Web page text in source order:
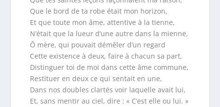
Que le bord de ta robe était mon horizon,
Et que toute mon âme, attentive à la tienne,
N’était que la lueur d’une autre dans la mienne,
Ô mère, qui pouvait démêler d’un regard
Cette existence à deux, faire à chacun sa part,
Distinguer toi de moi dans cette âme commune,
Restituer en deux ce qui sentait en une,
Dans nos doubles clartés voir laquelle avait lui,
Et, sans mentir au ciel, dire : « C’est elle ou lui. »